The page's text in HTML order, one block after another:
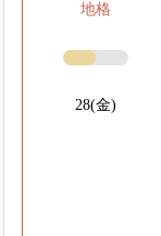
地格
28(金)